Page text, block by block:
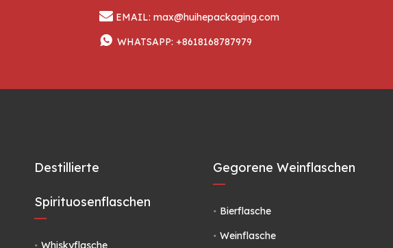
 EMAIL:max@huihepackaging.com
 WHATSAPP: +8618168787979
Destillierte
Spirituosenflaschen
Gegorene Weinflaschen
Bierflasche
Weinflasche